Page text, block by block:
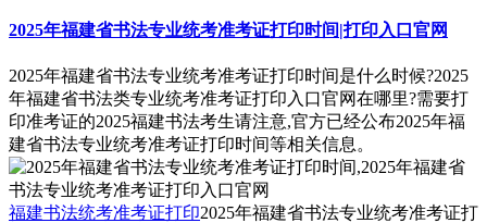
2025年福建省书法专业统考准考证打印时间|打印入口官网
2025年福建省书法专业统考准考证打印时间是什么时候?2025
年福建省书法类专业统考准考证打印入口官网在哪里?需要打
印准考证的2025福建书法考生请注意,官方已经公布2025年福
建省书法专业统考准考证打印时间等相关信息。
福建书法统考准考证打印2025年福建省书法专业统考准考证打